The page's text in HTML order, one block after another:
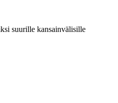
suurille kansainvälisille